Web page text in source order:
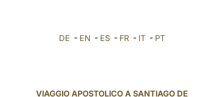
DE - EN - ES - FR - IT - PT
VIAGGIO APOSTOLICO A SANTIAGO DE